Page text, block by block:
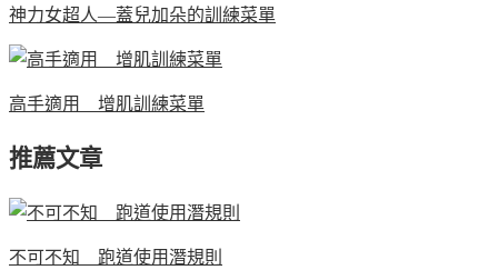
神力女超人—蓋兒加朵的訓練菜單
高手適用 增肌訓練菜單
推薦文章
不可不知 跑道使用潛規則